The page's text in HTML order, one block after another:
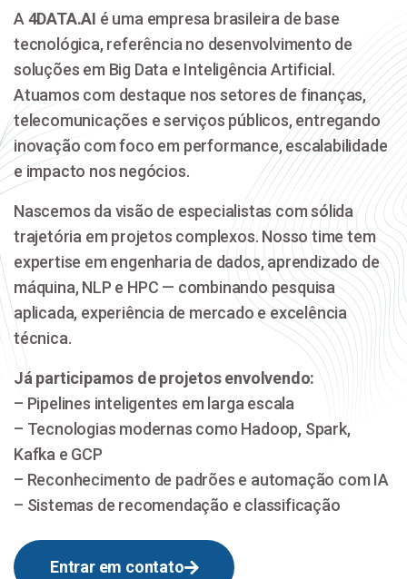
A 4DATA.AI é uma empresa brasileira de base
tecnológica, referência no desenvolvimento de
soluções em Big Data e Inteligência Artificial.
Atuamos com destaque nos setores de finanças,
telecomunicações e serviços públicos, entregando
inovação com foco em performance, escalabilidade
e impacto nos negócios.
Nascemos da visão de especialistas com sólida
trajetória em projetos complexos. Nosso time tem
expertise em engenharia de dados, aprendizado de
máquina, NLP e HPC — combinando pesquisa
aplicada, experiência de mercado e excelência
técnica.
Já participamos de projetos envolvendo:
– Pipelines inteligentes em larga escala
– Tecnologias modernas como Hadoop, Spark,
Kafka e GCP
– Reconhecimento de padrões e automação com IA
– Sistemas de recomendação e classificação
Entrar em contato